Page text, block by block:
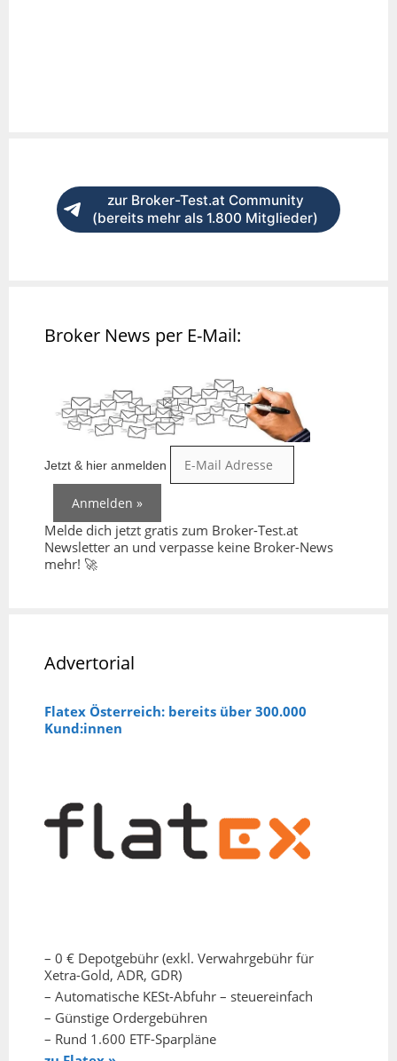
zur Broker-Test.at Community
(bereits mehr als 1.800 Mitglieder)
Broker News per E-Mail:
Jetzt & hier anmelden
Melde dich jetzt gratis zum Broker-Test.at
Newsletter an und verpasse keine Broker-News
mehr! 🚀
Advertorial
Flatex Österreich: bereits über 300.000
Kund:innen
– 0 € Depotgebühr (exkl. Verwahrgebühr für
Xetra-Gold, ADR, GDR)
– Automatische KESt-Abfuhr – steuereinfach
– Günstige Ordergebühren
– Rund 1.600 ETF-Sparpläne